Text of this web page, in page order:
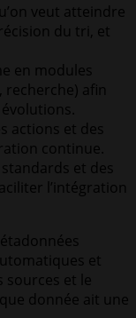
veut atteindre
du tri, et
en modules
recherche) afin
actions et des
continue.
et des
l’intégration
et
sources et le
donnée ait une